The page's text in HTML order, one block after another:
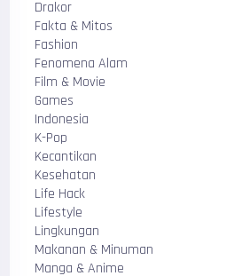
Drakor
Fakta & Mitos
Fashion
Fenomena Alam
Film & Movie
Games
Indonesia
K-Pop
Kecantikan
Kesehatan
Life Hack
Lifestyle
Lingkungan
Makanan & Minuman
Manga & Anime